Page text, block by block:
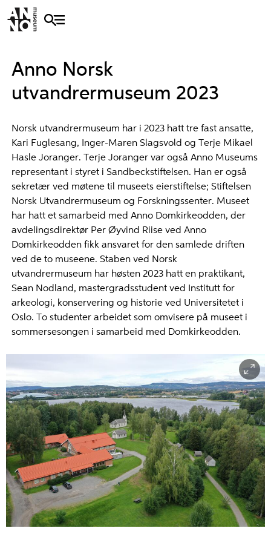
Anno Norsk
utvandrermuseum 2023
Norsk utvandrermuseum har i 2023 hatt tre fast ansatte,
Kari Fuglesang, Inger-Maren Slagsvold og Terje Mikael
Hasle Joranger. Terje Joranger var også Anno Museums
representant i styret i Sandbeckstiftelsen. Han er også
sekretær ved møtene til museets eierstiftelse; Stiftelsen
Norsk Utvandrermuseum og Forskningssenter. Museet
har hatt et samarbeid med Anno Domkirkeodden, der
avdelingsdirektør Per Øyvind Riise ved Anno
Domkirkeodden fikk ansvaret for den samlede driften
ved de to museene. Staben ved Norsk
utvandrermuseum har høsten 2023 hatt en praktikant,
Sean Nodland, mastergradsstudent ved Institutt for
arkeologi, konservering og historie ved Universitetet i
Oslo. To studenter arbeidet som omvisere på museet i
sommersesongen i samarbeid med Domkirkeodden.